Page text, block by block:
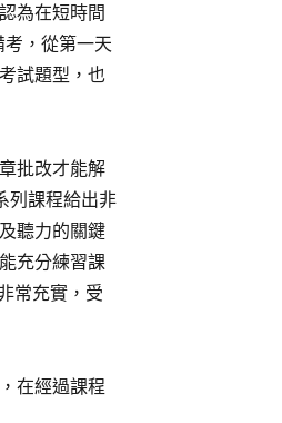
為在短時間
，從第一天
試題型，也
批改才能解
列課程給出非
聽力的關鍵
充分練習課
常充實，受
在經過課程